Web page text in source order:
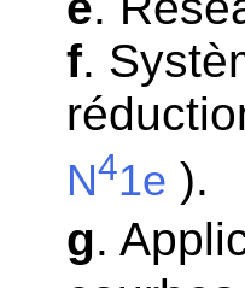
f.
N41e ).
g.